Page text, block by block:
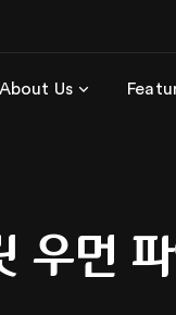
About Us
우먼 파